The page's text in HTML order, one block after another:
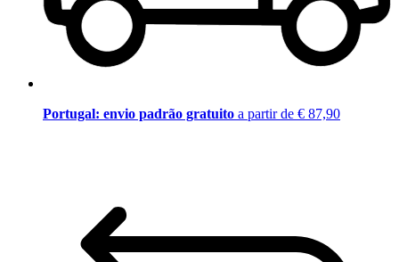
Portugal: envio padrão gratuito a partir de € 87,90